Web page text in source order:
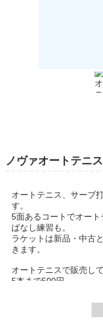
ノヴァオートテニ
オートテニス、サーブ
す。
5面あるコートでオー
ぱなし練習も。
ラケットは新品・中古
きます。
オートテニスで販売し
5本まで500円